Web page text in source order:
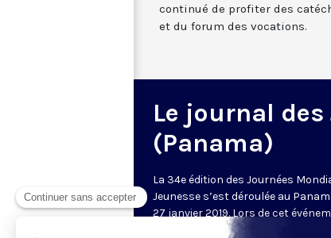
continué de profiter des
et du forum des vocations.
Le journal des
(Panama)
La 34e édition des Journées
Jeunesse s’est déroulée au
27 janvier 2019. Lors de cet
l’Église catholique, des centaines